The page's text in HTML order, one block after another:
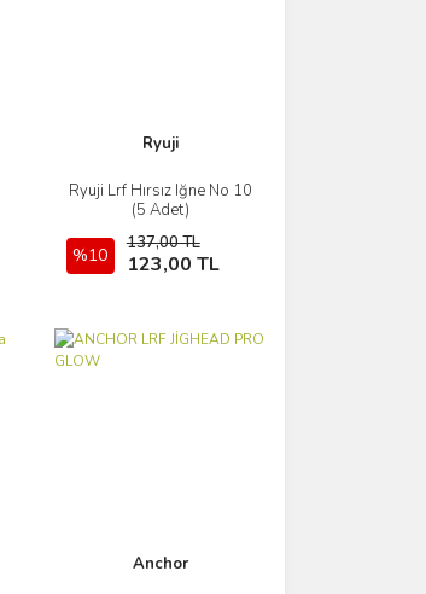
Ryuji
Ryuji Lrf Hırsız Iğne No 10
(5 Adet)
%10
137,00 TL
123,00 TL
İncele
Sepete Ekle
Anchor